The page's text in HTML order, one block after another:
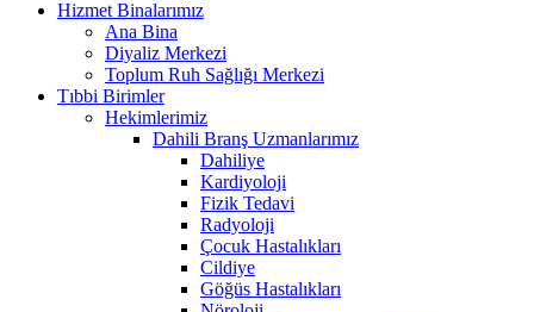
Hizmet Binalarımız
Ana Bina
Diyaliz Merkezi
Toplum Ruh Sağlığı Merkezi
Tıbbi Birimler
Hekimlerimiz
Dahili Branş Uzmanlarımız
Dahiliye
Kardiyoloji
Fizik Tedavi
Radyoloji
Çocuk Hastalıkları
Cildiye
Göğüs Hastalıkları